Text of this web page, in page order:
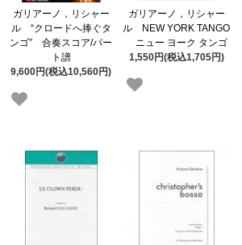
ガリアーノ，リシャー
ル “クロードへ捧ぐタ
ンゴ” 合奏スコア/パー
ト譜
9,600円(税込10,560円)
ガリアーノ，リシャー
ル NEW YORK TANGO
ニュー ヨーク タンゴ
1,550円(税込1,705円)